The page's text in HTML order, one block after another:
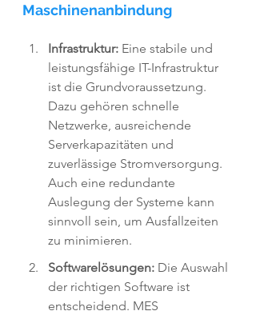
Maschinenanbindung
Infrastruktur: Eine stabile und
leistungsfähige IT-Infrastruktur
ist die Grundvoraussetzung.
Dazu gehören schnelle
Netzwerke, ausreichende
Serverkapazitäten und
zuverlässige Stromversorgung.
Auch eine redundante
Auslegung der Systeme kann
sinnvoll sein, um Ausfallzeiten
zu minimieren.
Softwarelösungen: Die Auswahl
der richtigen Software ist
entscheidend. MES